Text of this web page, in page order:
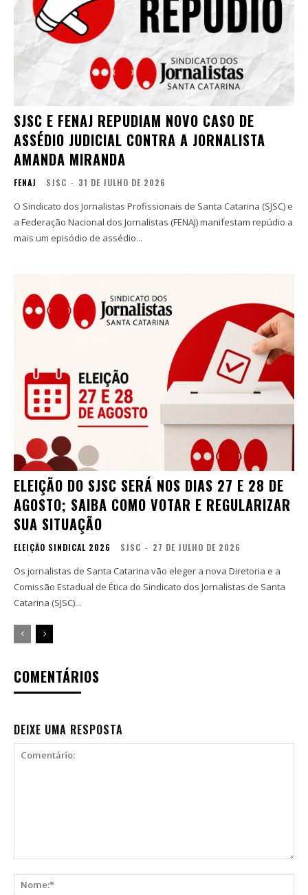
SJSC E FENAJ REPUDIAM NOVO CASO DE
ASSÉDIO JUDICIAL CONTRA A JORNALISTA
AMANDA MIRANDA
FENAJ SJSC - 31 DE JULHO DE 2026
O Sindicato dos Jornalistas Profissionais de Santa Catarina (SJSC) e
a Federação Nacional dos Jornalistas (FENAJ) manifestam repúdio a
mais um episódio de assédio...
ELEIÇÃO DO SJSC SERÁ NOS DIAS 27 E 28 DE
AGOSTO; SAIBA COMO VOTAR E REGULARIZAR
SUA SITUAÇÃO
ELEIÇÃO SINDICAL 2026 SJSC - 27 DE JULHO DE 2026
Os jornalistas de Santa Catarina vão eleger a nova Diretoria e a
Comissão Estadual de Ética do Sindicato dos Jornalistas de Santa
Catarina (SJSC)...
COMENTÁRIOS
DEIXE UMA RESPOSTA